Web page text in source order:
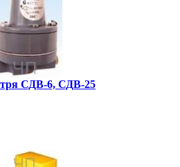
СДВ-6, СДВ-25